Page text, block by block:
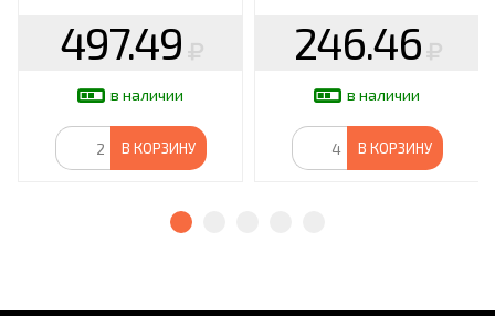
497.49
в наличии
В КОРЗИНУ
246.46
в наличии
В КОРЗИНУ